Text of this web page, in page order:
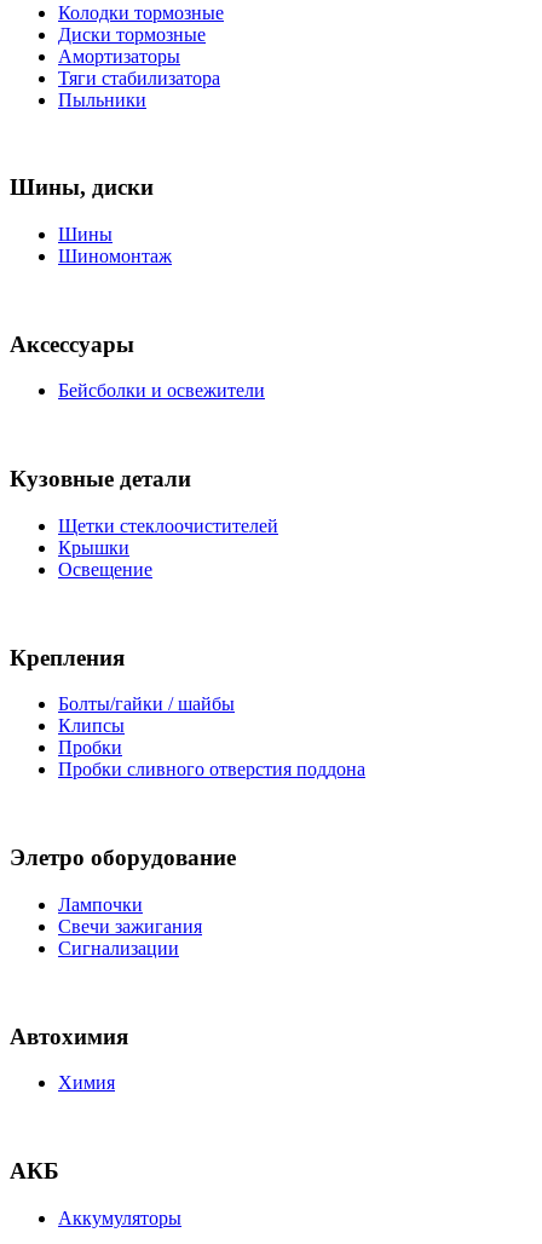
Колодки тормозные
Диски тормозные
Амортизаторы
Тяги стабилизатора
Пыльники
Шины, диски
Шины
Шиномонтаж
Аксессуары
Бейсболки и освежители
Кузовные детали
Щетки стеклоочистителей
Крышки
Освещение
Крепления
Болты/гайки / шайбы
Клипсы
Пробки
Пробки сливного отверстия поддона
Элетро оборудование
Лампочки
Свечи зажигания
Сигнализации
Автохимия
Химия
АКБ
Аккумуляторы